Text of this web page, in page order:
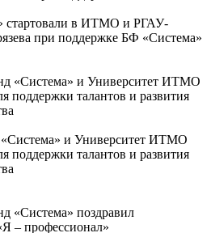
стартовали в ИТМО и РГАУ-
при поддержке БФ «Система»
и Университет ИТМО
поддержки талантов и развития